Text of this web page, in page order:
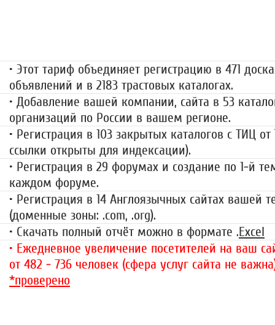
• Этот тариф объединяет регистрацию в 471
объявлений и в 2183 трастовых каталогах.
• Добавление вашей компании, сайта в 53
организаций по России в вашем регионе.
• Регистрация в 103 закрытых каталогов с ТИЦ от
ссылки открыты для индексации).
• Регистрация в 29 форумах и создание по 1-й
каждом форуме.
• Регистрация в 14 Англоязычных сайтах вашей
(доменные зоны: .com, .org).
• Скачать полный отчёт можно в формате .Excel
• Ежедневное увеличение посетителей на ваш
от 482 - 736 человек (сфера услуг сайта не
*проверено